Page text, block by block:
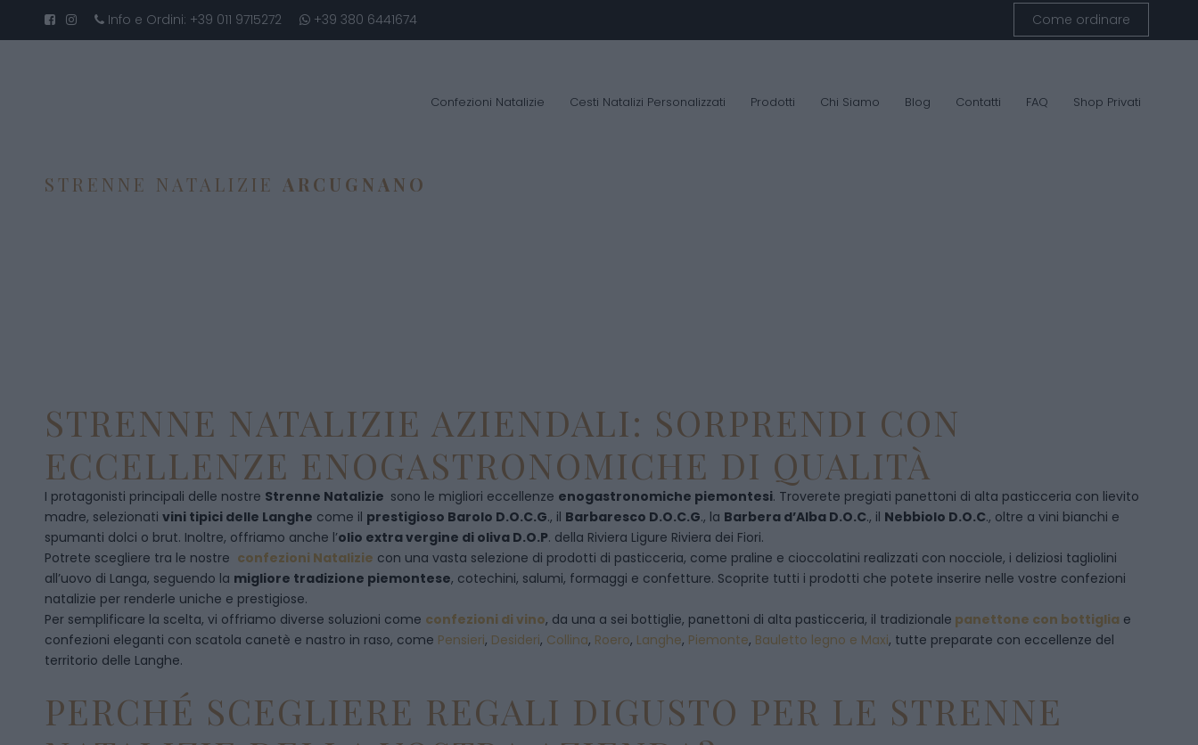
Info e Ordini: +39 011 9715272 +39 380 6441674 Come ordinare
Confezioni Natalizie Cesti Natalizi Personalizzati Prodotti Chi Siamo Blog Contatti FAQ Shop Privati
STRENNE NATALIZIE ARCUGNANO
STRENNE NATALIZIE AZIENDALI: SORPRENDI CON
ECCELLENZE ENOGASTRONOMICHE DI QUALITÀ
I protagonisti principali delle nostre Strenne Natalizie sono le migliori eccellenze enogastronomiche piemontesi. Troverete pregiati panettoni di alta pasticceria con lievito
madre, selezionati vini tipici delle Langhe come il prestigioso Barolo D.O.C.G., il Barbaresco D.O.C.G., la Barbera d’Alba D.O.C., il Nebbiolo D.O.C., oltre a vini bianchi e
spumanti dolci o brut. Inoltre, offriamo anche l’olio extra vergine di oliva D.O.P. della Riviera Ligure Riviera dei Fiori.
Potrete scegliere tra le nostre confezioni Natalizie con una vasta selezione di prodotti di pasticceria, come praline e cioccolatini realizzati con nocciole, i deliziosi tagliolini
all’uovo di Langa, seguendo la migliore tradizione piemontese, cotechini, salumi, formaggi e confetture. Scoprite tutti i prodotti che potete inserire nelle vostre confezioni
natalizie per renderle uniche e prestigiose.
Per semplificare la scelta, vi offriamo diverse soluzioni come confezioni di vino, da una a sei bottiglie, panettoni di alta pasticceria, il tradizionale panettone con bottiglia e
confezioni eleganti con scatola canetè e nastro in raso, come Pensieri, Desideri, Collina, Roero, Langhe, Piemonte, Bauletto legno e Maxi, tutte preparate con eccellenze del
territorio delle Langhe.
PERCHÉ SCEGLIERE REGALI DIGUSTO PER LE STRENNE